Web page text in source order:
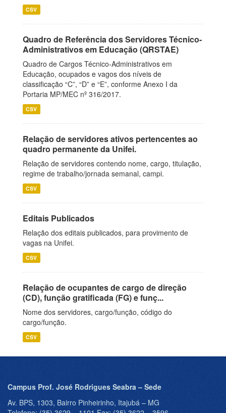
CSV
Quadro de Referência dos Servidores Técnico-
Administrativos em Educação (QRSTAE)
Quadro de Cargos Técnico-Administrativos em
Educação, ocupados e vagos dos níveis de
classificação “C”, “D” e “E”, conforme Anexo I da
Portaria MP/MEC nº 316/2017.
CSV
Relação de servidores ativos pertencentes ao
quadro permanente da Unifei.
Relação de servidores contendo nome, cargo, titulação,
regime de trabalho/jornada semanal, campi.
CSV
Editais Publicados
Relação dos editais publicados, para provimento de
vagas na Unifei.
CSV
Relação de ocupantes de cargo de direção
(CD), função gratificada (FG) e funç...
Nome dos servidores, cargo/função, código do
cargo/função.
CSV
Campus Prof. José Rodrigues Seabra – Sede
Av. BPS, 1303, Bairro Pinheirinho, Itajubá – MG